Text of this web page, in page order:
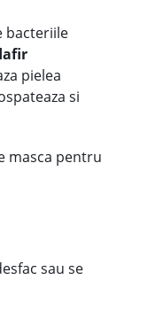
bacteriile
pielea
si
masca pentru
sau se